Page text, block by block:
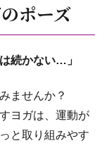
ポーズ
続かない…」
ませんか？
ヨガは、運動が
と取り組みやす